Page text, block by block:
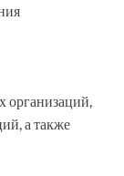
организаций,
а также